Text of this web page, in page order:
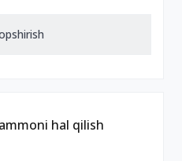
hal qilish